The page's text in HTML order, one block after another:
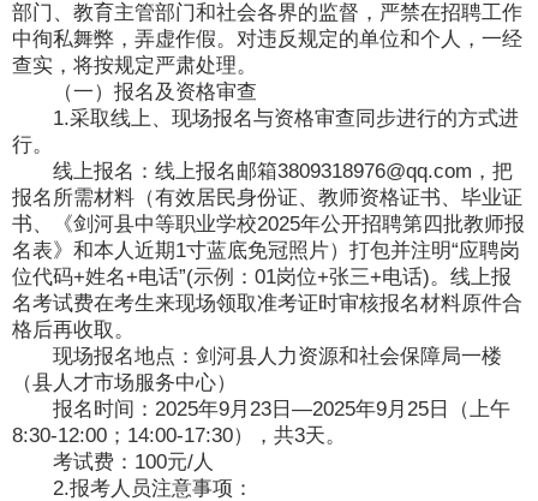
部门、教育主管部门和社会各界的监督，严禁在招聘工作
中徇私舞弊，弄虚作假。对违反规定的单位和个人，一经
查实，将按规定严肃处理。
（一）报名及资格审查
1.采取线上、现场报名与资格审查同步进行的方式进
行。
线上报名：线上报名邮箱3809318976@qq.com，把
报名所需材料（有效居民身份证、教师资格证书、毕业证
书、《剑河县中等职业学校2025年公开招聘第四批教师报
名表》和本人近期1寸蓝底免冠照片）打包并注明“应聘岗
位代码+姓名+电话”(示例：01岗位+张三+电话)。线上报
名考试费在考生来现场领取准考证时审核报名材料原件合
格后再收取。
现场报名地点：剑河县人力资源和社会保障局一楼
（县人才市场服务中心）
报名时间：2025年9月23日—2025年9月25日（上午
8:30-12:00；14:00-17:30），共3天。
考试费：100元/人
2.报考人员注意事项：